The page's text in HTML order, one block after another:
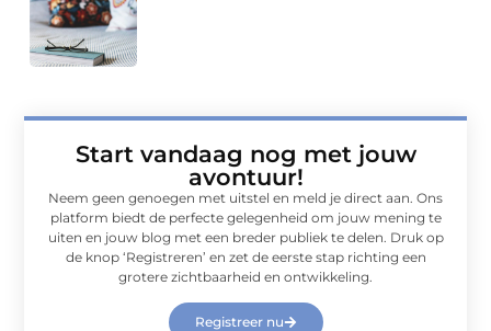
Start vandaag nog met jouw
avontuur!
Neem geen genoegen met uitstel en meld je direct aan. Ons
platform biedt de perfecte gelegenheid om jouw mening te
uiten en jouw blog met een breder publiek te delen. Druk op
de knop ‘Registreren’ en zet de eerste stap richting een
grotere zichtbaarheid en ontwikkeling.
Registreer nu